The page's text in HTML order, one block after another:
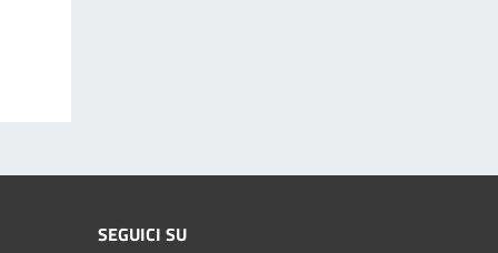
SEGUICI SU